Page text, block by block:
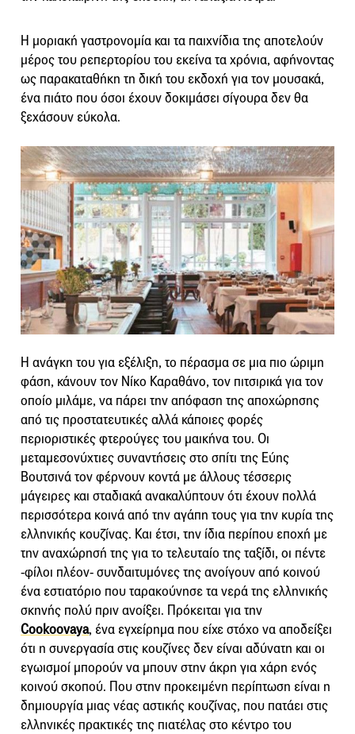
Η μοριακή γαστρονομία και τα παιχνίδια της αποτελούν
μέρος του ρεπερτορίου του εκείνα τα χρόνια, αφήνοντας
ως παρακαταθήκη τη δική του εκδοχή για τον μουσακά,
ένα πιάτο που όσοι έχουν δοκιμάσει σίγουρα δεν θα
ξεχάσουν εύκολα.
Η ανάγκη του για εξέλιξη, το πέρασμα σε μια πιο ώριμη
φάση, κάνουν τον Νίκο Καραθάνο, τον πιτσιρικά για τον
οποίο μιλάμε, να πάρει την απόφαση της αποχώρησης
από τις προστατευτικές αλλά κάποιες φορές
περιοριστικές φτερούγες του μαικήνα του. Οι
μεταμεσονύχτιες συναντήσεις στο σπίτι της Εύης
Βουτσινά τον φέρνουν κοντά με άλλους τέσσερις
μάγειρες και σταδιακά ανακαλύπτουν ότι έχουν πολλά
περισσότερα κοινά από την αγάπη τους για την κυρία της
ελληνικής κουζίνας. Και έτσι, την ίδια περίπου εποχή με
την αναχώρησή της για το τελευταίο της ταξίδι, οι πέντε
-φίλοι πλέον- συνδαιτυμόνες της ανοίγουν από κοινού
ένα εστιατόριο που ταρακούνησε τα νερά της ελληνικής
σκηνής πολύ πριν ανοίξει. Πρόκειται για την
Cookoovaya, ένα εγχείρημα που είχε στόχο να αποδείξει
ότι η συνεργασία στις κουζίνες δεν είναι αδύνατη και οι
εγωισμοί μπορούν να μπουν στην άκρη για χάρη ενός
κοινού σκοπού. Που στην προκειμένη περίπτωση είναι η
δημιουργία μιας νέας αστικής κουζίνας, που πατάει στις
ελληνικές πρακτικές της πιατέλας στο κέντρο του